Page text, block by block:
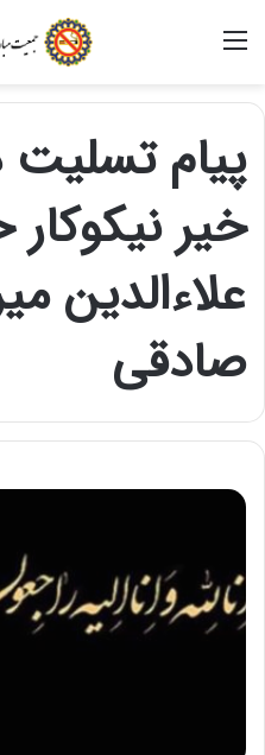
پیام
خیر
علاءالدین
صادقی